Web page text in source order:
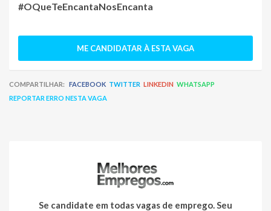
#OQueTeEncantaNosEncanta
ME CANDIDATAR À ESTA VAGA
COMPARTILHAR: FACEBOOK TWITTER LINKEDIN WHATSAPP
REPORTAR ERRO NESTA VAGA
Se candidate em todas vagas de emprego. Seu